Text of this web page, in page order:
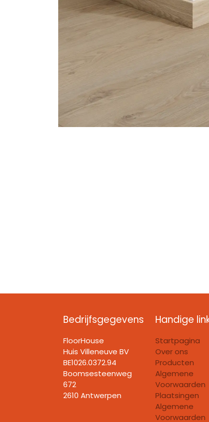
Handige
Startpagina
Over ons
Producten
Algemene
Voorwaarden
Plaatsingen
Algemene
Voorwaarden
Bedrijfsgegevens
FloorHouse
Huis Villeneuve BV​
BE1026.0372.94
Boomsesteenweg
672
2610 Antwerpen